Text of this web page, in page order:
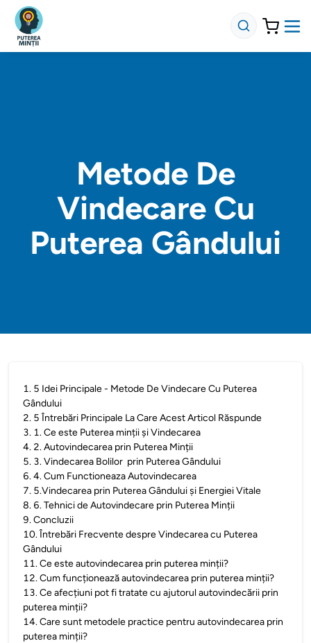
Metode De
Vindecare Cu
Puterea Gândului
1. 5 Idei Principale - Metode De Vindecare Cu Puterea
Gândului
2. 5 Întrebări Principale La Care Acest Articol Răspunde
3. 1. Ce este Puterea minții și Vindecarea
4. 2. Autovindecarea prin Puterea Minții
5. 3. Vindecarea Bolilor prin Puterea Gândului
6.4. Cum Functioneaza Autovindecarea
7. 5.Vindecarea prin Puterea Gândului și Energiei Vitale
8. 6. Tehnici de Autovindecare prin Puterea Minții
9.Concluzii
10.Întrebări Frecvente despre Vindecarea cu Puterea
Gândului
11.Ce este autovindecarea prin puterea minții?
12.Cum funcționează autovindecarea prin puterea minții?
13.Ce afecțiuni pot fi tratate cu ajutorul autovindecării prin
puterea minții?
14.Care sunt metodele practice pentru autovindecarea prin
puterea minții?